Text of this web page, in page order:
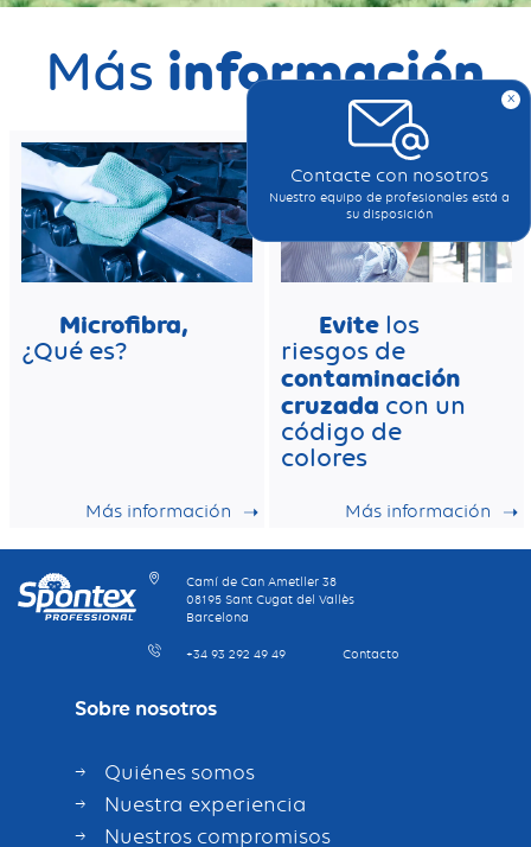
Más información
Microfibra,
¿Qué es?
Más información
Evite los
riesgos de
contaminación
cruzada con un
código de
colores
Más información
x
Contacte con nosotros
Nuestro equipo de profesionales está a
su disposición
Camí de Can Ametller 38
08195 Sant Cugat del Vallès
Barcelona
+34 93 292 49 49 Contacto
Sobre nosotros
Quiénes somos
Nuestra experiencia
Nuestros compromisos